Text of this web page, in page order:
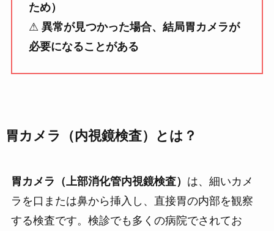
ため）
⚠ 異常が見つかった場合、結局胃カメラが
必要になることがある
胃カメラ（内視鏡検査）とは？
胃カメラ（上部消化管内視鏡検査） は、細いカメ
ラを口または鼻から挿入し、直接胃の内部を観察
する検査です。検診でも多くの病院でされてお